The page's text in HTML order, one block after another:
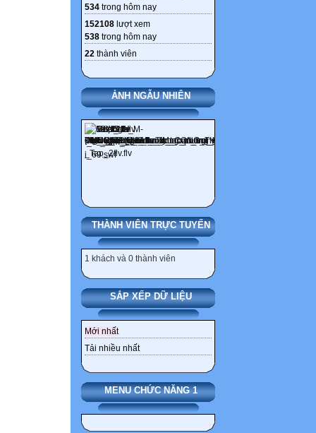
534 trong hôm nay
152108 lượt xem
538 trong hôm nay
22 thành viên
ẢNH NGẪU NHIÊN
THÀNH VIÊN TRỰC TUYẾN
1 khách và 0 thành viên
SẮP XẾP DỮ LIỆU
Mới nhất
Tải nhiều nhất
MENU CHỨC NĂNG 1